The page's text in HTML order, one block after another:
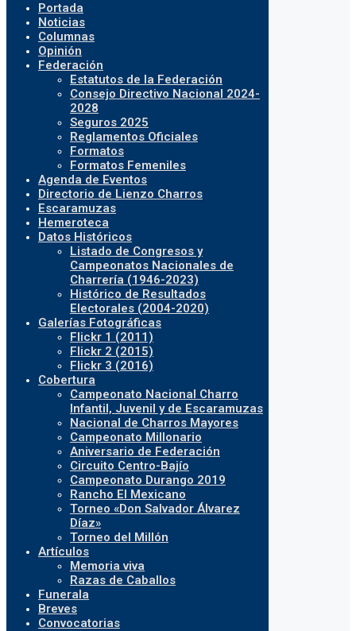
Portada
Noticias
Columnas
Opinión
Federación
Estatutos de la Federación
Consejo Directivo Nacional 2024-
2028
Seguros 2025
Reglamentos Oficiales
Formatos
Formatos Femeniles
Agenda de Eventos
Directorio de Lienzo Charros
Escaramuzas
Hemeroteca
Datos Históricos
Listado de Congresos y
Campeonatos Nacionales de
Charrería (1946-2023)
Histórico de Resultados
Electorales (2004-2020)
Galerías Fotográficas
Flickr 1 (2011)
Flickr 2 (2015)
Flickr 3 (2016)
Cobertura
Campeonato Nacional Charro
Infantil, Juvenil y de Escaramuzas
Nacional de Charros Mayores
Campeonato Millonario
Aniversario de Federación
Circuito Centro-Bajío
Campeonato Durango 2019
Rancho El Mexicano
Torneo «Don Salvador Álvarez
Díaz»
Torneo del Millón
Artículos
Memoria viva
Razas de Caballos
Funerala
Breves
Convocatorias